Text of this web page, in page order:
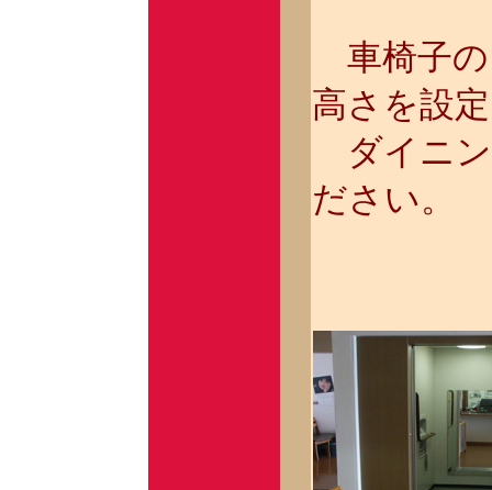
車椅子の
高さを設
ダイニン
ださい。